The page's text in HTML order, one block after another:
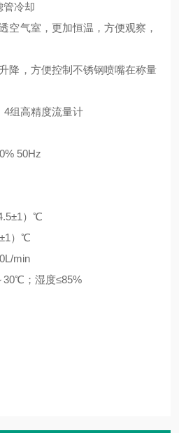
管冷却
空气室，更加恒温，方便观察，
降，方便控制不锈钢喷嘴在称量
4组高精度流量计
50Hz
）℃
）℃
min
；湿度≤85%